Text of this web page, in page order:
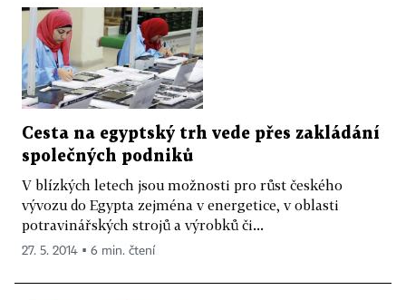
Cesta na egyptský trh vede přes zakládání
společných podniků
V blízkých letech jsou možnosti pro růst českého
vývozu do Egypta zejména v energetice, v oblasti
potravinářských strojů a výrobků či...
27. 5. 2014 ▪ 6 min. čtení